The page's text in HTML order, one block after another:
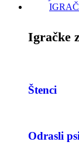
Igračke
Štenci
Odrasli psi